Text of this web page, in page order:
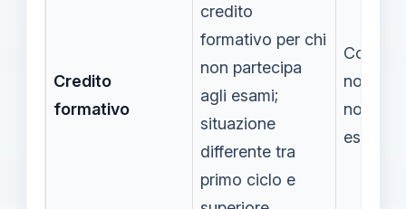
Credito
formativo
credito
formativo per chi
non partecipa
agli esami;
situazione
differente tra
primo ciclo e
non
esplicita